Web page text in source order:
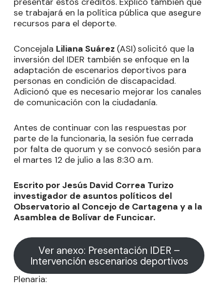
se trabajará en la política pública que asegure
recursos para el deporte.
Concejala Liliana Suárez (ASI)solicitó que la
inversión del IDER también se enfoque en la
adaptación de escenarios deportivos para
personas en condición de discapacidad.
Adicionó que es necesario mejorar los canales
de comunicación con la ciudadanía.
Antes de continuar con las respuestas por
parte de la funcionaria, la sesión fue cerrada
por falta de quorum y se convocó sesión para
el martes 12 de julio a las 8:30 a.m.
Escrito por Jesús David Correa Turizo
investigador de asuntos políticos del
Observatorio al Concejo de Cartagena y a la
Asamblea de Bolívar de Funcicar.
Ver anexo: Presentación IDER –
Intervención escenarios deportivos
Plenaria: